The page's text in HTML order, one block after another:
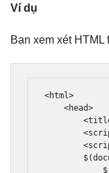
Ví dụ
Bạn xem xét
<html>
<head>
        $
(
            $